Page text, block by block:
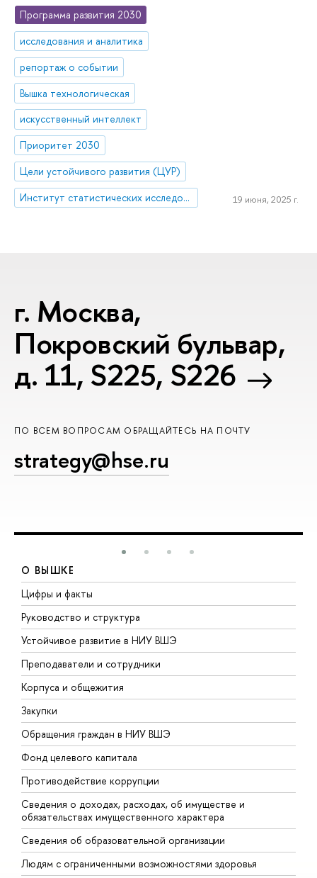
Программа развития 2030
исследования и аналитика
репортаж о событии
Вышка технологическая
искусственный интеллект
Приоритет 2030
Цели устойчивого развития (ЦУР)
Институт статистических исследований и экономики знаний
19 июня, 2025 г.
г. Москва,
Покровский бульвар,
д. 11, S225, S226
ПО ВСЕМ ВОПРОСАМ ОБРАЩАЙТЕСЬ НА ПОЧТУ
strategy@hse.ru
О ВЫШКЕ
Цифры и факты
Руководство и структура
Устойчивое развитие в НИУ ВШЭ
Преподаватели и сотрудники
Корпуса и общежития
Закупки
Обращения граждан в НИУ ВШЭ
Фонд целевого капитала
Противодействие коррупции
Сведения о доходах, расходах, об имуществе и
обязательствах имущественного характера
Сведения об образовательной организации
Людям с ограниченными возможностями здоровья